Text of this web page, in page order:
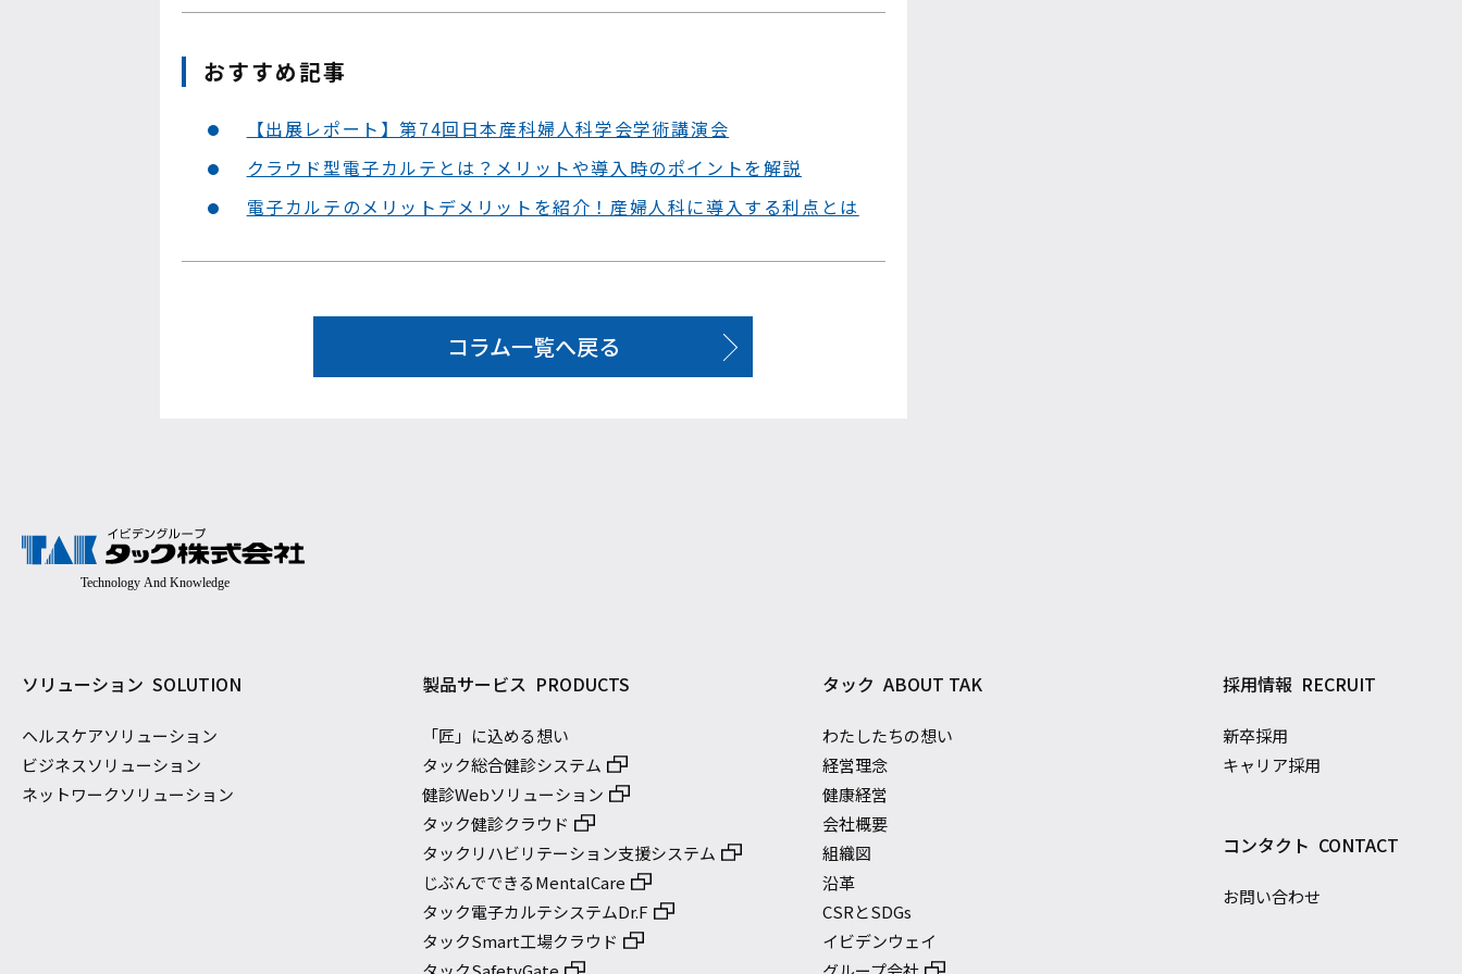
おすすめ記事
【出展レポート】第74回日本産科婦人科学会学術講演会
クラウド型電子カルテとは？メリットや導入時のポイントを解説
電子カルテのメリットデメリットを紹介！産婦人科に導入する利点とは
コラム一覧へ戻る
ソリューション SOLUTION
ヘルスケアソリューション
ビジネスソリューション
ネットワークソリューション
製品サービス PRODUCTS
「匠」に込める想い
タック総合健診システム
健診Webソリューション
タック健診クラウド
タックリハビリテーション支援システム
じぶんでできるMentalCare
タック電子カルテシステムDr.F
タックSmart工場クラウド
タック ABOUT TAK
わたしたちの想い
経営理念
健康経営
会社概要
組織図
沿革
CSRとSDGs
イビデンウェイ
採用情報 RECRUIT
新卒採用
キャリア採用
コンタクト CONTACT
お問い合わせ